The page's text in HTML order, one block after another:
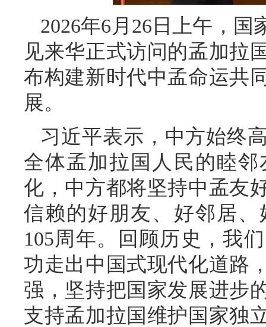
2026年6月26日上午，
见来华正式访问的孟加拉
布构建新时代中孟命运共
展。
习近平表示，中方始终
全体孟加拉国人民的睦
化，中方都将坚持中孟友
信赖的好朋友、好邻居
105周年。回顾历史，我
功走出中国式现代化道路
强，坚持把国家发展进步
支持孟加拉国维护国家独